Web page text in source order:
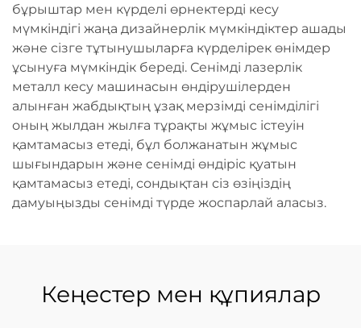
бұрыштар мен күрделі өрнектерді кесу
мүмкіндігі жаңа дизайнерлік мүмкіндіктер ашады
және сізге тұтынушыларға күрделірек өнімдер
ұсынуға мүмкіндік береді. Сенімді лазерлік
металл кесу машинасын өндірушілерден
алынған жабдықтың ұзақ мерзімді сенімділігі
оның жылдан жылға тұрақты жұмыс істеуін
қамтамасыз етеді, бұл болжанатын жұмыс
шығындарын және сенімді өндіріс қуатын
қамтамасыз етеді, сондықтан сіз өзіңіздің
дамуыңызды сенімді түрде жоспарлай аласыз.
Кеңестер мен құпиялар